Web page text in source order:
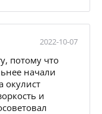
2022-10-07
потому что
начали
окулист
и